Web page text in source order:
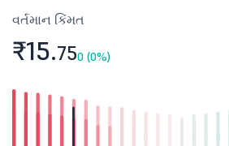
વર્તમાન કિંમત
₹15.750 (0%)